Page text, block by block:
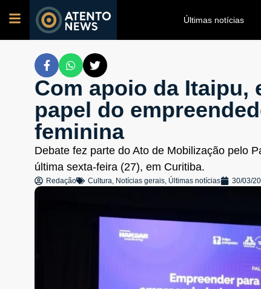
Últimas notícias
Com apoio da Itaipu,
papel do
feminina
Debate fez parte do Ato de Mobilização pelo
última sexta-feira (27), em Curitiba.
Redação Cultura, Notícias gerais, Últimas notícias 30/03/